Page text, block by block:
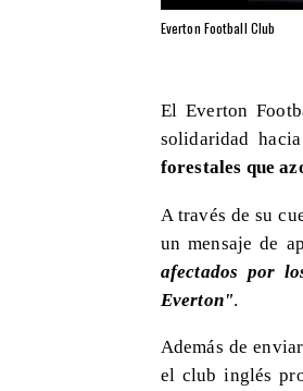
Everton Football Club
El Everton
solidaridad
forestales que
A través de su
un mensaje de
afectados por
Everton".
Además de
el club inglés